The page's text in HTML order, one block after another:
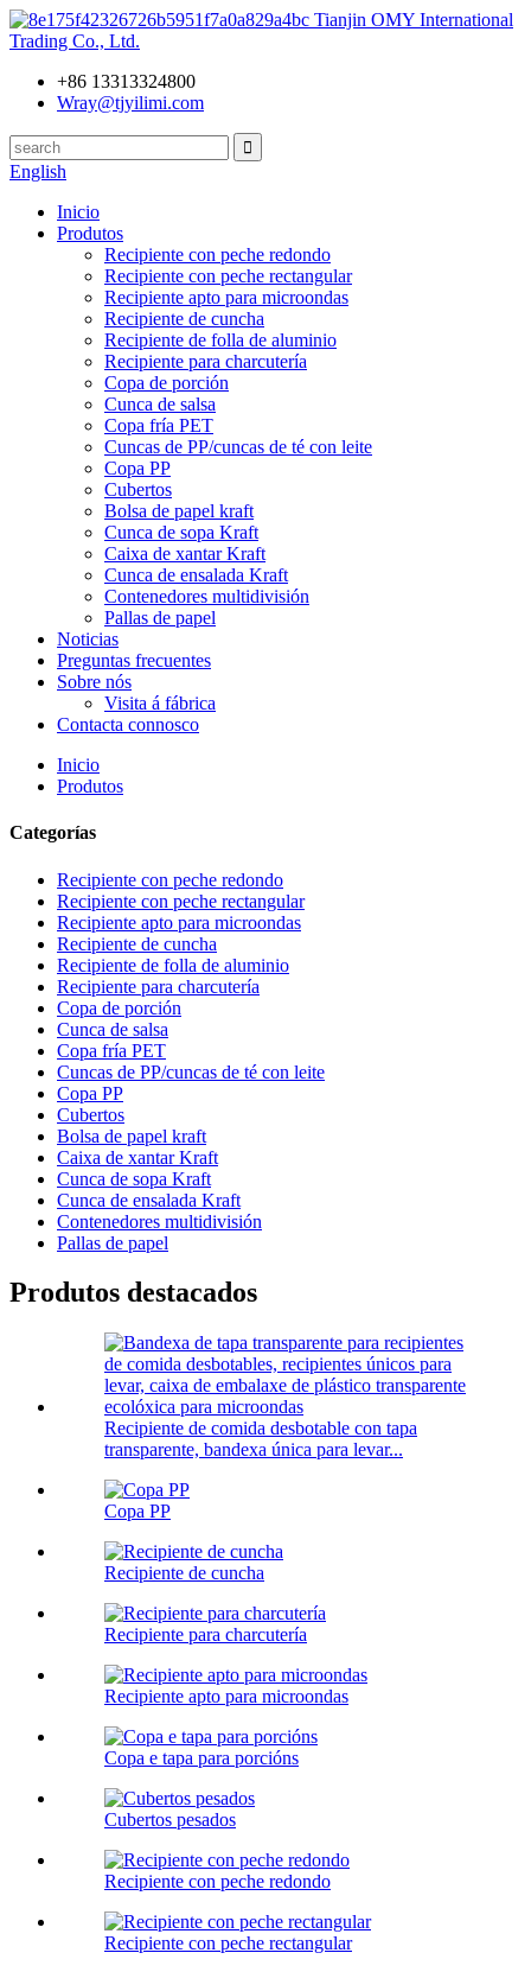
Tianjin OMY International
Trading Co., Ltd.
+86 13313324800
Wray@tjyilimi.com
English
Inicio
Produtos
Recipiente con peche redondo
Recipiente con peche rectangular
Recipiente apto para microondas
Recipiente de cuncha
Recipiente de folla de aluminio
Recipiente para charcutería
Copa de porción
Cunca de salsa
Copa fría PET
Cuncas de PP/cuncas de té con leite
Copa PP
Cubertos
Bolsa de papel kraft
Cunca de sopa Kraft
Caixa de xantar Kraft
Cunca de ensalada Kraft
Contenedores multidivisión
Pallas de papel
Noticias
Preguntas frecuentes
Sobre nós
Visita á fábrica
Contacta connosco
Inicio
Produtos
Categorías
Recipiente con peche redondo
Recipiente con peche rectangular
Recipiente apto para microondas
Recipiente de cuncha
Recipiente de folla de aluminio
Recipiente para charcutería
Copa de porción
Cunca de salsa
Copa fría PET
Cuncas de PP/cuncas de té con leite
Copa PP
Cubertos
Bolsa de papel kraft
Caixa de xantar Kraft
Cunca de sopa Kraft
Cunca de ensalada Kraft
Contenedores multidivisión
Pallas de papel
Produtos destacados
Recipiente de comida desbotable con tapa
transparente, bandexa única para levar...
Copa PP
Recipiente de cuncha
Recipiente para charcutería
Recipiente apto para microondas
Copa e tapa para porcións
Cubertos pesados
Recipiente con peche redondo
Recipiente con peche rectangular